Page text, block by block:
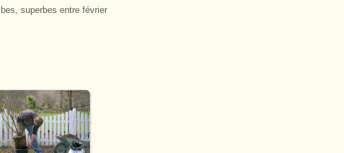
superbes entre février